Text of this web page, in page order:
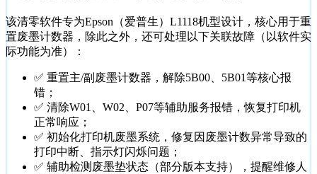
该清零软件专为Epson（爱普生）L1118机型设计，核心用于重
置废墨计数器，除此之外，还可处理以下关联故障（以软件实
际功能为准）：
✅ 重置主/副废墨计数器，解除5B00、5B01等核心报
错；
✅ 清除W01、W02、P07等辅助服务报错，恢复打印机
正常响应；
✅ 初始化打印机废墨系统，修复因废墨计数异常导致的
打印中断、指示灯闪烁问题；
✅ 辅助检测废墨垫状态（部分版本支持），提醒维修人